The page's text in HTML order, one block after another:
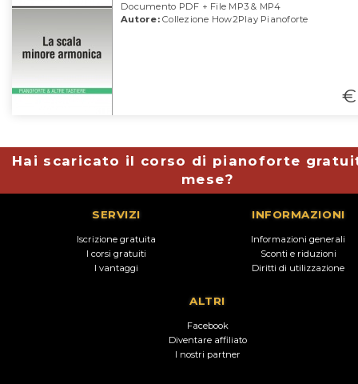
Documento PDF + File MP3 & MP4
Autore:Collezione How2Play Pianoforte
€
Hai scaricato il corso di pianoforte
mese?
SERVIZI
Iscrizione gratuita
I corsi gratuiti
I vantaggi
INFORMAZIONI
Informazioni generali
Sconti e riduzioni
Diritti di utilizzazione
ALTRI
Facebook
Diventare affiliato
I nostri partner